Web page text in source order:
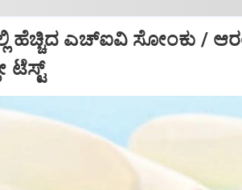
ಹೆಚ್ಚಿದ ಎಚ್‌ಐವಿ ಸೋಂಕು /
ಟೆಸ್ಟ್